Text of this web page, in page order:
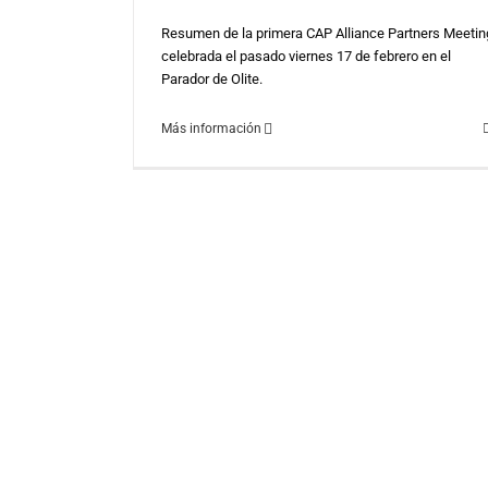
Resumen de la primera CAP Alliance Partners
celebrada el pasado viernes 17 de febrero en el
Parador de Olite.
Más información